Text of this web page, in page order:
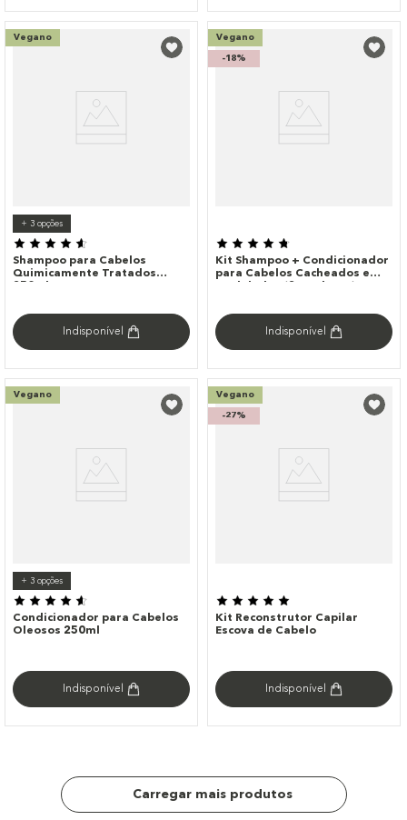
Vegano
+ 3opções
Shampoo para Cabelos
Quimicamente Tratados
Indisponível
Vegano
-18%
Kit Shampoo + Condicionador
para Cabelos Cacheados e
Indisponível
Vegano
+ 3opções
Condicionador para Cabelos
Oleosos 250ml
Indisponível
Vegano
-27%
Kit Reconstrutor Capilar
Escova de Cabelo
Indisponível